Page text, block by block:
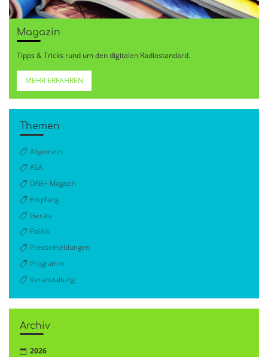
Magazin
Tipps & Tricks rund um den digitalen Radiostandard.
MEHR ERFAHREN
Themen
Allgemein
ASA
DAB+ Magazin
Empfang
Geräte
Politik
Pressemeldungen
Programm
Veranstaltung
Archiv
2026